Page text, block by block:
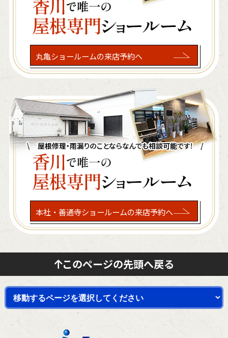
丸亀ショールームの来店予約へ
本社・善通寺ショールームの来店予約へ
このページの先頭へ戻る